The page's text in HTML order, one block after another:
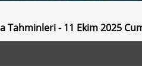
Tahminleri - 11 Ekim 2025